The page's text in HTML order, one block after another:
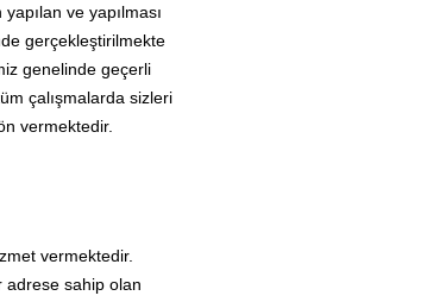
ve yapılması
gerçekleştirilmekte
genelinde geçerli
çalışmalarda sizleri
vermektedir.
vermektedir.
adrese sahip olan